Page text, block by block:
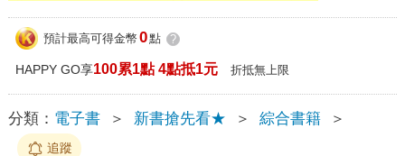
預計最高可得金幣 0點 ?
HAPPY GO享100累1點 4點抵1元 折抵無上限
分類： 電子書 ＞ 新書搶先看★ ＞ 綜合書籍 ＞
追蹤